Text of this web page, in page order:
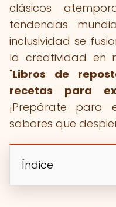
clásicos
tendencias
inclusividad se
la creatividad en
"Libros de
recetas para
¡Prepárate para
sabores que
Índice